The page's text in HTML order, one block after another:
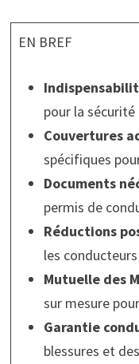
EN BREF
pour la
Couvertures
spécifiques
Documents
permis de
Réductions
les
Mutuelle des
sur mesure
Garantie
blessures et